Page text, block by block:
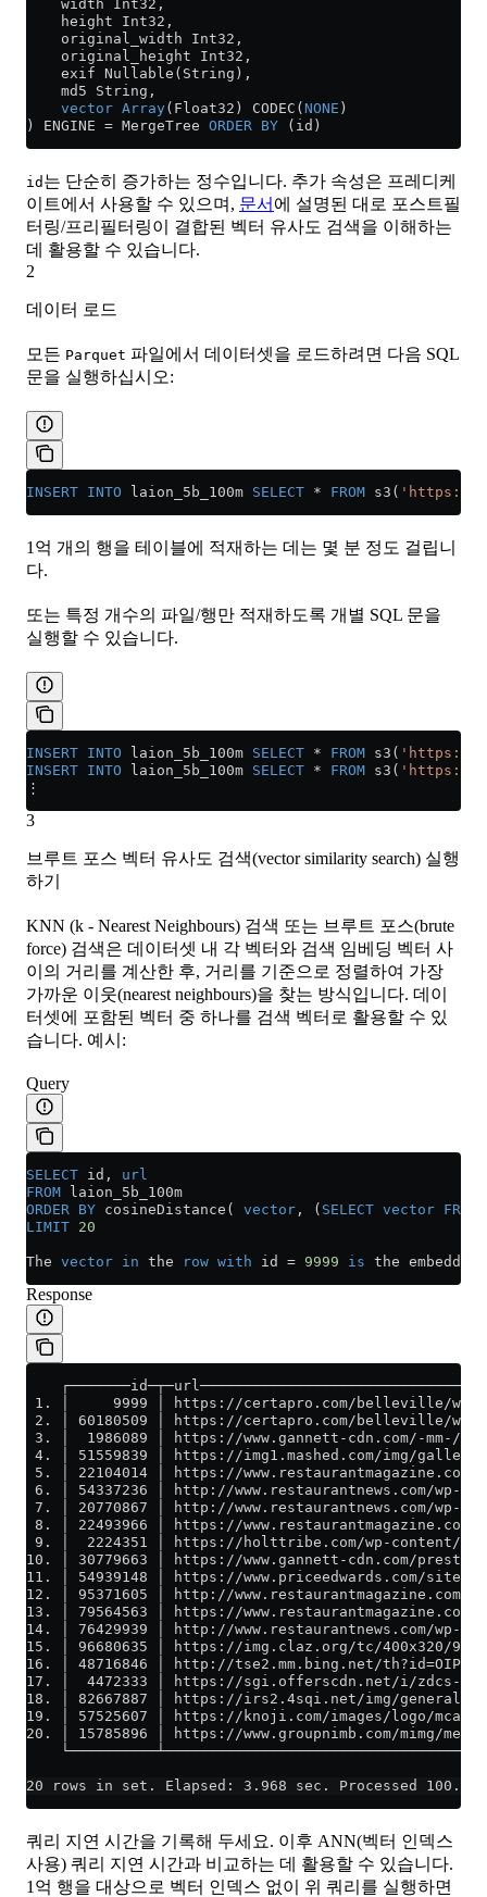
    width Int32,
    height Int32,
    original_width Int32,
    original_height Int32,
    exif Nullable(String),
    md5 String,
    vector
Array(Float32) CODEC(NONE )
) ENGINE = MergeTree ORDER BY (id)
id 는 단순히 증가하는 정수입니다. 추가 속성은 프레디케
이트에서 사용할 수 있으며, 문서 에 설명된 대로 포스트필
터링/프리필터링이 결합된 벡터 유사도 검색을 이해하는
데 활용할 수 있습니다.
2
데이터 로드
모든 Parquet 파일에서 데이터셋을 로드하려면 다음 SQL
문을 실행하십시오:
INSERT INTO laion_5b_100m SELECT * FROM s3( 'https://
1억 개의 행을 테이블에 적재하는 데는 몇 분 정도 걸립니
다.
또는 특정 개수의 파일/행만 적재하도록 개별 SQL 문을
실행할 수 있습니다.
INSERT INTO laion_5b_100m SELECT * FROM s3( 'https://
INSERT INTO laion_5b_100m SELECT * FROM s3( 'https://
⋮
3
브루트 포스 벡터 유사도 검색(vector similarity search) 실행
하기
KNN (k - Nearest Neighbours) 검색 또는 브루트 포스(brute
force) 검색은 데이터셋 내 각 벡터와 검색 임베딩 벡터 사
이의 거리를 계산한 후, 거리를 기준으로 정렬하여 가장
가까운 이웃(nearest neighbours)을 찾는 방식입니다. 데이
터셋에 포함된 벡터 중 하나를 검색 벡터로 활용할 수 있
습니다. 예시:
Query
SELECT id, url
FROM laion_5b_100m
ORDER BY cosineDistance( vector , ( SELECT vector FROM
LIMIT 20
The vector in the row with id = 9999 is the
Response
1. │     9999 │ https://certapro.com/
2. │ 60180509 │ https://certapro.com/
3. │  1986089 │ https://www.gannett-cdn.com/-mm-/
4. │ 51559839 │ https://img1.mashed.com/
5. │ 22104014 │ https://
6. │ 54337236 │ http://
7. │ 20770867 │ http://
8. │ 22493966 │ https://
9. │  2224351 │ https://holttribe.com/wp-
10. │ 30779663 │ https://www.gannett-cdn.com/
11. │ 54939148 │ https://
12. │ 95371605 │ http://
13. │ 79564563 │ https://
14. │ 76429939 │ http://
15. │ 96680635 │ https://img.claz.org/tc/400x320/
16. │ 48716846 │ http://
17. │  4472333 │ https://sgi.offerscdn.net/
18. │ 82667887 │ https://irs2.4sqi.net/img/
19. │ 57525607 │ https://knoji.com/
20. │ 15785896 │ https://
20 rows in set. Elapsed: 3.968 sec. Processed
쿼리 지연 시간을 기록해 두세요. 이후 ANN(벡터 인덱스
사용) 쿼리 지연 시간과 비교하는 데 활용할 수 있습니다.
1억 행을 대상으로 벡터 인덱스 없이 위 쿼리를 실행하면